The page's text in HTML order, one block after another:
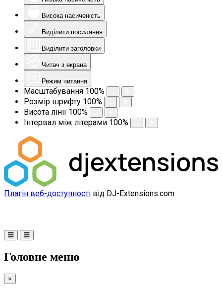
Висока насиченість
Виділити посилання
Виділити заголовки
Читач з екрана
Режим читання
Масштабування 100%
Розмір шрифту 100%
Висота лінії 100%
Інтервал між літерами 100%
Плагін веб-доступності від DJ-Extensions.com
Головне меню
×